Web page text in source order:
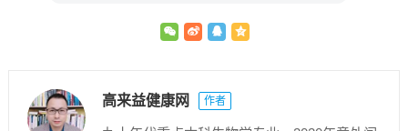
高来益健康网 作者